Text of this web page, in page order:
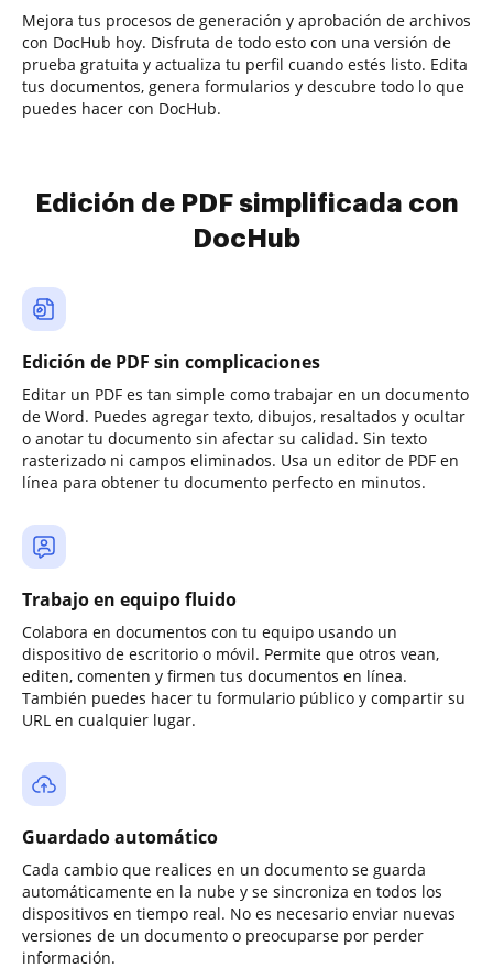
Mejora tus procesos de generación y aprobación de archivos
con DocHub hoy. Disfruta de todo esto con una versión de
prueba gratuita y actualiza tu perfil cuando estés listo. Edita
tus documentos, genera formularios y descubre todo lo que
puedes hacer con DocHub.
Edición de PDF simplificada con
DocHub
Edición de PDF sin complicaciones
Editar un PDF es tan simple como trabajar en un documento
de Word. Puedes agregar texto, dibujos, resaltados y ocultar
o anotar tu documento sin afectar su calidad. Sin texto
rasterizado ni campos eliminados. Usa un editor de PDF en
línea para obtener tu documento perfecto en minutos.
Trabajo en equipo fluido
Colabora en documentos con tu equipo usando un
dispositivo de escritorio o móvil. Permite que otros vean,
editen, comenten y firmen tus documentos en línea.
También puedes hacer tu formulario público y compartir su
URL en cualquier lugar.
Guardado automático
Cada cambio que realices en un documento se guarda
automáticamente en la nube y se sincroniza en todos los
dispositivos en tiempo real. No es necesario enviar nuevas
versiones de un documento o preocuparse por perder
información.